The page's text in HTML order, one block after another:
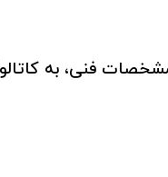
فنی، به